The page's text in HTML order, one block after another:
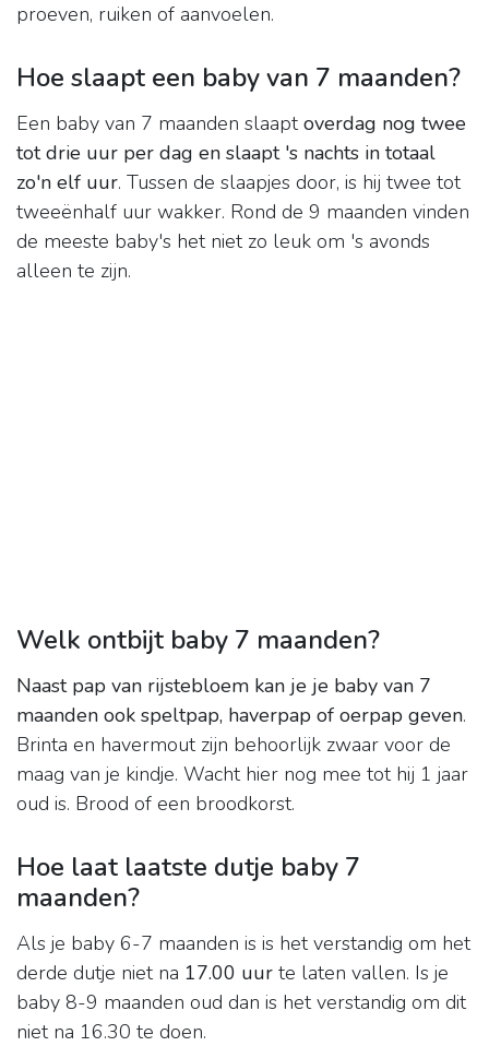
proeven, ruiken of aanvoelen.
Hoe slaapt een baby van 7 maanden?
Een baby van 7 maanden slaaptoverdag nog twee
tot drie uur per dag en slaapt 's nachts in totaal
zo'n elf uur. Tussen de slaapjes door, is hij twee tot
tweeënhalf uur wakker. Rond de 9 maanden vinden
de meeste baby's het niet zo leuk om 's avonds
alleen te zijn.
Welk ontbijt baby 7 maanden?
Naast pap van rijstebloem kan je je baby van 7
maanden ook speltpap, haverpap of oerpap geven.
Brinta en havermout zijn behoorlijk zwaar voor de
maag van je kindje. Wacht hier nog mee tot hij 1 jaar
oud is. Brood of een broodkorst.
Hoe laat laatste dutje baby 7
maanden?
Als je baby 6-7 maanden is is het verstandig om het
derde dutje niet na 17.00 uur te laten vallen. Is je
baby 8-9 maanden oud dan is het verstandig om dit
niet na 16.30 te doen.